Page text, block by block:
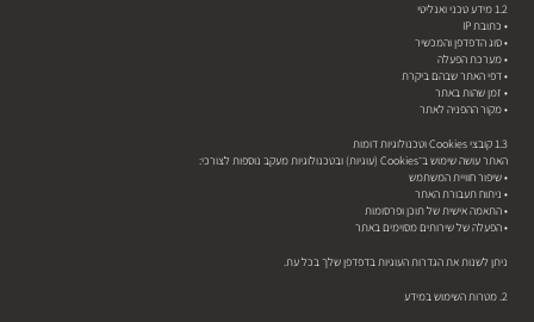
1.2 מידע טכני ואנליטי
• כתובת IP
• סוג הדפדפן והמכשיר
• מערכת הפעלה
• דפי האתר שבהם ביקרת
• זמן שהות באתר
• מקור ההפניה לאתר
1.3 קובצי Cookies וטכנולוגיות דומות
האתר עושה שימוש ב־Cookies (עוגיות) ובטכנולוגיות מעקב נוספות לצורכי:
• שיפור חוויית המשתמש
• ניתוח תעבורת האתר
• התאמה אישית של תוכן ופרסומות
• הפעלה של שירותים מסוימים באתר
ניתן לשנות את הגדרות העוגיות בדפדפן שלך בכל עת.
2. מטרות השימוש במידע